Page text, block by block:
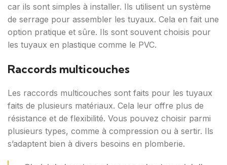
car ils sont simples à installer. Ils utilisent un système
de serrage pour assembler les tuyaux. Cela en fait une
option pratique et sûre. Ils sont souvent choisis pour
les tuyaux en plastique comme le PVC.
Raccords multicouches
Les raccords multicouches sont faits pour les tuyaux
faits de plusieurs matériaux. Cela leur offre plus de
résistance et de flexibilité. Vous pouvez choisir parmi
plusieurs types, comme à compression ou à sertir. Ils
s’adaptent bien à divers besoins en plomberie.